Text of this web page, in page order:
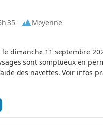
35
Moyenne
dimanche 11 septembre
sont somptueux en
des navettes. Voir infos